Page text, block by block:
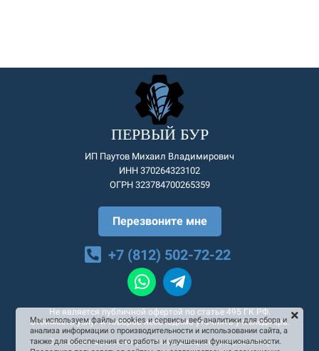
ПЕРВЫЙ БУР
ИП Паутов Михаил Владимирович
ИНН 370264323102
ОГРН 323784700265359
Перезвоните мне
+7 (812) 502-72-22
Не является публичной офертой по статье 495 ГК РФ.
Стоимость услуг и товаров необходимо уточнять у менеджера.
Согласие на рекламную и информационную рассылку
Мы используем файлы cookies и сервисы веб-аналитики для сбора и
анализа информации о производительности и использовании сайта, а
также для обеспечения его работы и улучшения функциональности.